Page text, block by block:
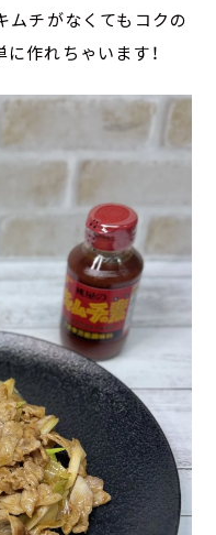
ムチがなくてもコクの
作れちゃいます！